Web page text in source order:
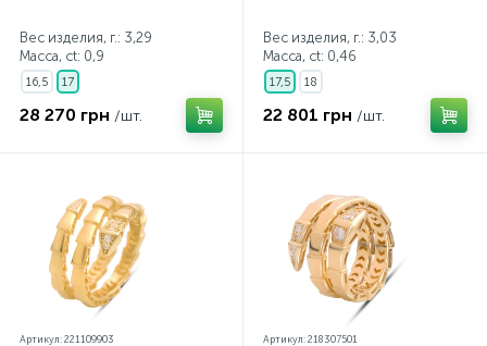
Вес изделия, г.: 3,29
Масса, ct: 0,9
16,5 17
28 270 грн /шт.
Вес изделия, г.: 3,03
Масса, ct: 0,46
17,5 18
22 801 грн /шт.
Артикул: 221109903 Артикул: 218307501